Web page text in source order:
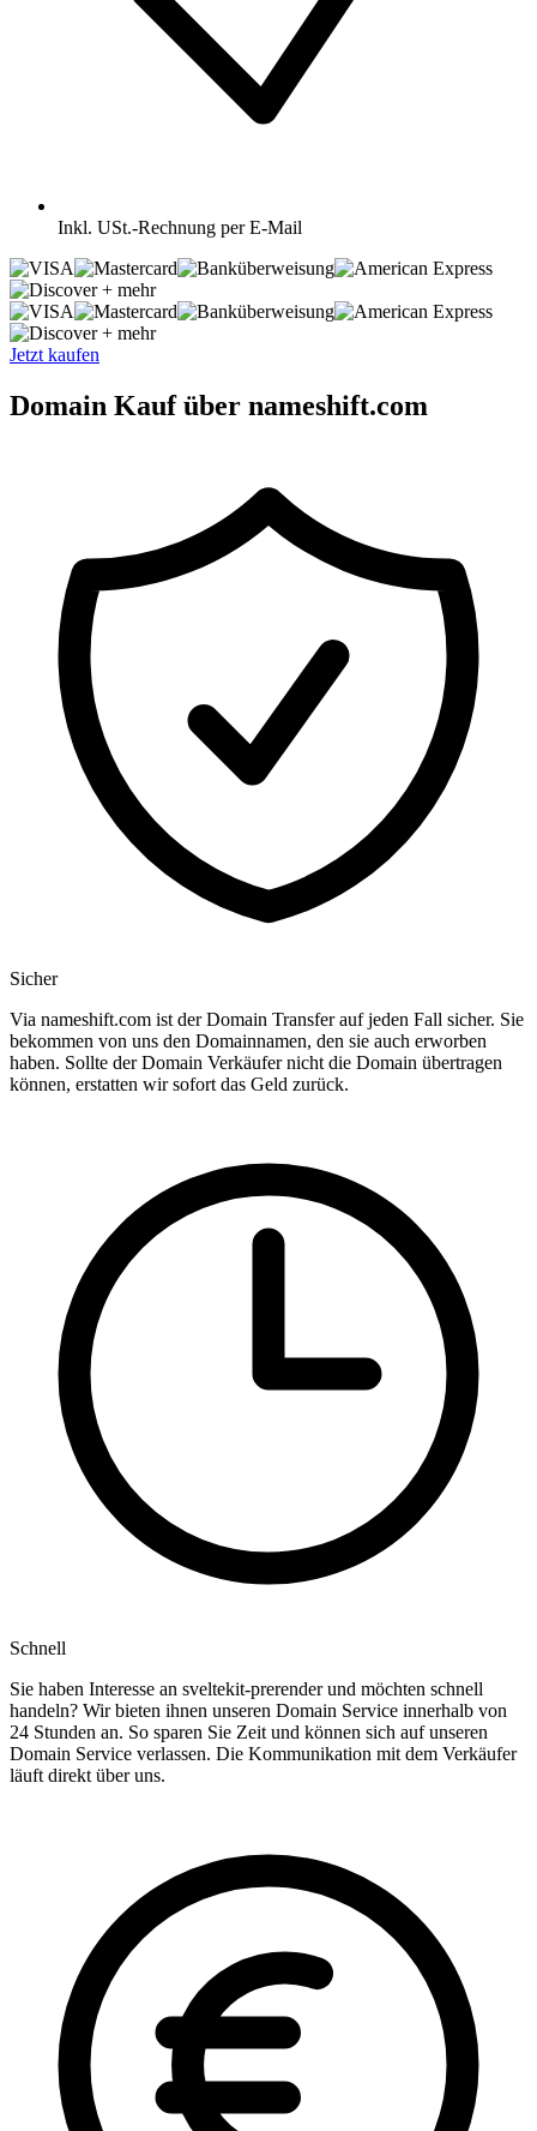
Inkl. USt.-Rechnung per E-Mail
+ mehr
+ mehr
Jetzt kaufen
Domain Kauf über nameshift.com
Sicher
Via nameshift.com ist der Domain Transfer auf jeden Fall sicher. Sie
bekommen von uns den Domainnamen, den sie auch erworben
haben. Sollte der Domain Verkäufer nicht die Domain übertragen
können, erstatten wir sofort das Geld zurück.
Schnell
Sie haben Interesse an sveltekit-prerender und möchten schnell
handeln? Wir bieten ihnen unseren Domain Service innerhalb von
24 Stunden an. So sparen Sie Zeit und können sich auf unseren
Domain Service verlassen. Die Kommunikation mit dem Verkäufer
läuft direkt über uns.